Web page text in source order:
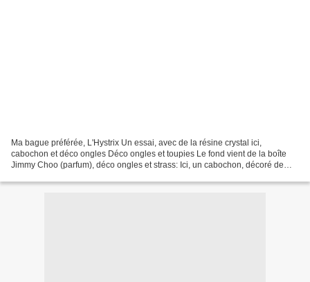
Ma bague préférée, L'Hystrix Un essai, avec de la résine crystal ici,
cabochon et déco ongles Déco ongles et toupies Le fond vient de la boîte
Jimmy Choo (parfum), déco ongles et strass: Ici, un cabochon, décoré de